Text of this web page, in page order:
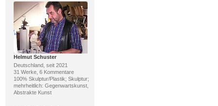
Helmut Schuster
Deutschland, seit 2021
31 Werke, 6 Kommentare
100% Skulptur/Plastik; Skulptur;
mehrheitlich: Gegenwartskunst,
Abstrakte Kunst